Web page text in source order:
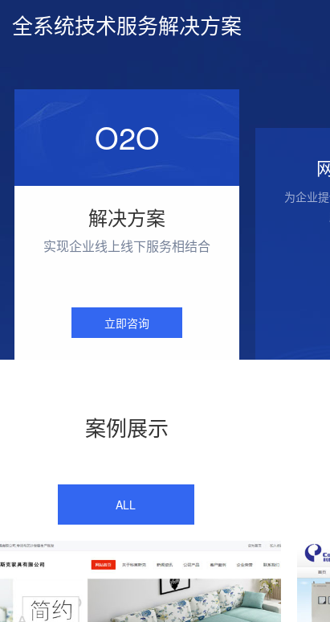
全系统技术服务解决方案
O2O
解决方案
实现企业线上线下服务相结合
立即咨询
为企业
案例展示
ALL